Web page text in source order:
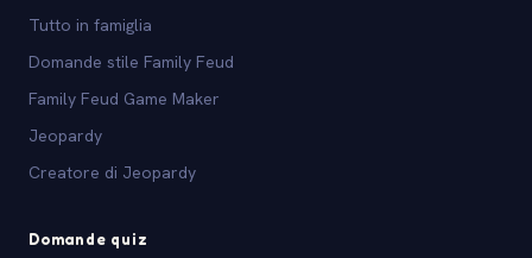
Tutto in famiglia
Domande stile Family Feud
Family Feud Game Maker
Jeopardy
Creatore di Jeopardy
Domande quiz